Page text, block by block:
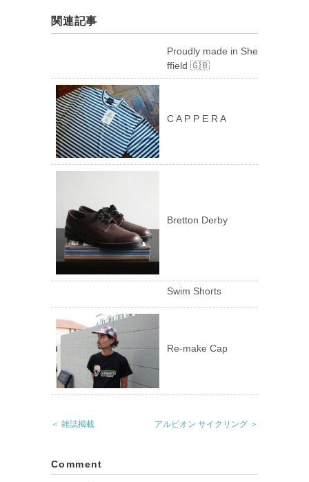
関連記事
Proudly made in She
ffield 🇬🇧
C A P P E R A
Bretton Derby
Swim Shorts
Re-make Cap
＜ 雑誌掲載 アルビオン サイクリング ＞
Comment